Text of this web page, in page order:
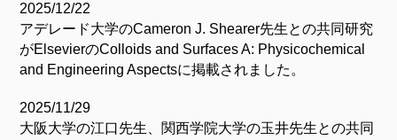
2025/12/22
アデレード大学のCameron J. Shearer先生との共同研究
がElsevierのColloids and Surfaces A: Physicochemical
and Engineering Aspectsに掲載されました。
2025/11/29
大阪大学の江口先生、関西学院大学の玉井先生との共同